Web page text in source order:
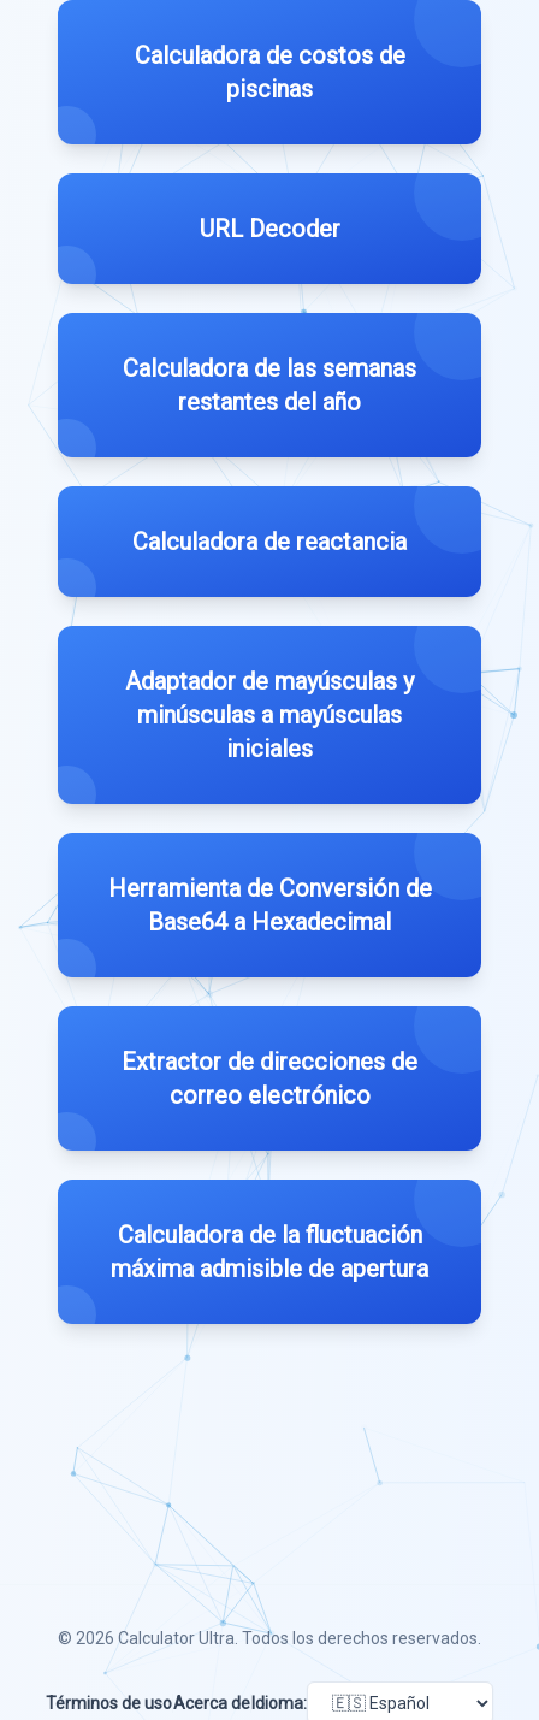
Calculadora de costos de
piscinas
URL Decoder
Calculadora de las semanas
restantes del año
Calculadora de reactancia
Adaptador de mayúsculas y
minúsculas a mayúsculas
iniciales
Herramienta de Conversión de
Base64 a Hexadecimal
Extractor de direcciones de
correo electrónico
Calculadora de la fluctuación
máxima admisible de apertura
© 2026 Calculator Ultra . Todos los derechos reservados.
Términos de usoAcerca deIdioma: